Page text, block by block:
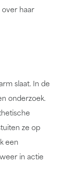
over haar
slaat. In de
onderzoek.
ze op
een
in actie